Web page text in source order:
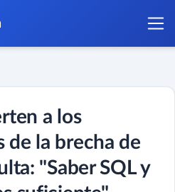
a los
de la brecha de
"Saber SQL y